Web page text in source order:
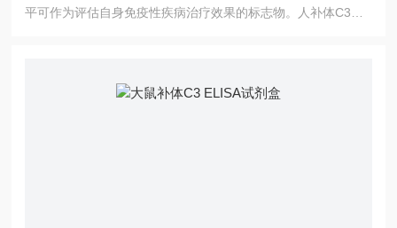
平可作为评估自身免疫性疾病治疗效果的标志物。人补体C3